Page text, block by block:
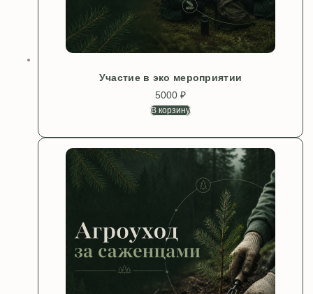
Участие в эко мероприятии
5000 ₽
В корзину